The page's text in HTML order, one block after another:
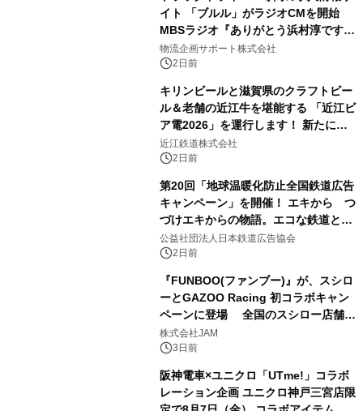
イト 「ブルル」がラジオCMを開始
MBSラジオ『ありがとう浜村淳です』
にて8月1日(土)より
物流企画サポート株式会社
2日前
キリンビールと滋賀県のクラフトビー
ル＆老舗の近江牛を堪能する 「近江ビ
ア電2026」を運行します！ 新たに
「長濱浪漫ビール」が参加！キリン一
番搾り飲み放題が復活！
近江鉄道株式会社
2日前
第20回「地球温暖化防止全国鉄道広告
キャンペーン」を開催！ エキから つ
づけエキからの物語。エコな鉄道とと
もに。
公益社団法人日本鉄道広告協会
2日前
『FUNBOO(ファンブー)』が、スシロ
ーとGAZOO Racing 初コラボキャン
ペーンに登場 全国のスシロー店舗で
GR 4車種の FUNBOO(ミニカー)付き
メニューが展開されます
株式会社JAM
3日前
阪神電車×ユニクロ「UTme!」コラボ
レーション企画 ユニクロ神戸三宮店限